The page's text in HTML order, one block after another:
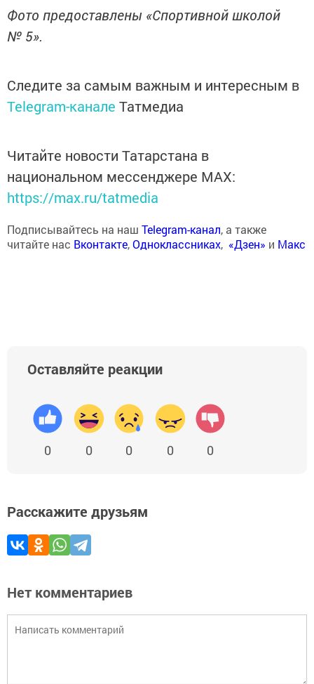
Фото предоставлены «Спортивной школой
№ 5».
Следите за самым важным и интересным в
Telegram-канале Татмедиа
Читайте новости Татарстана в
национальном мессенджере MАХ:
https://max.ru/tatmedia
Подписывайтесь на наш Telegram-канал, а также
читайте нас Вконтакте,Одноклассниках, «Дзен» и Макс
Оставляйте реакции
0 0 0 0 0
Расскажите друзьям
Нет комментариев